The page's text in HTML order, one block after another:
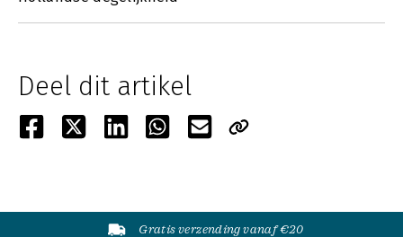
Deel dit artikel
Gratis verzending vanaf €20